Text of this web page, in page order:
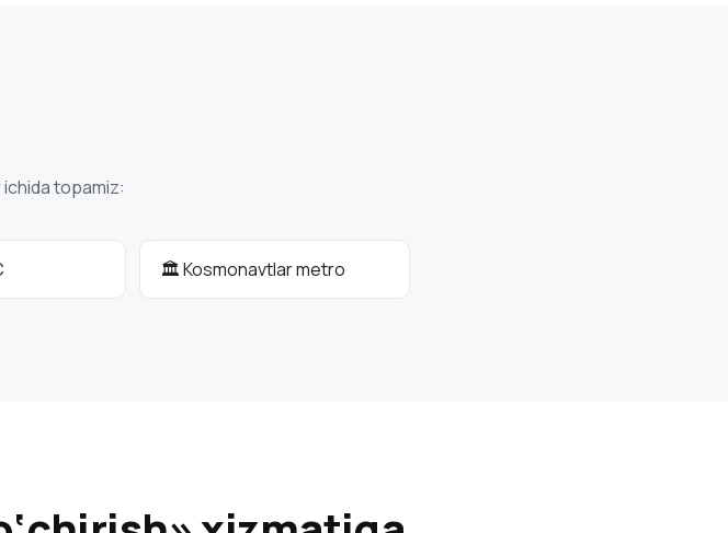
topamiz:
🏛 Kosmonavtlar metro